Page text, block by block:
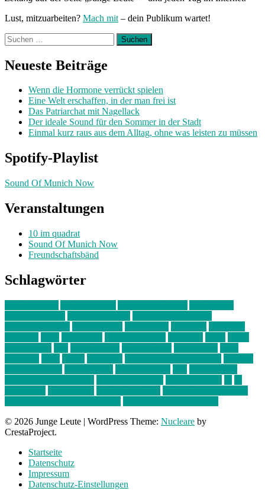
Lust, mitzuarbeiten? Mach mit – dein Publikum wartet!
Suchen
nach:
Neueste Beiträge
Wenn die Hormone verrückt spielen
Eine Welt erschaffen, in der man frei ist
Das Patriarchat mit Nagellack
Der ideale Sound für den Sommer in der Stadt
Einmal kurz raus aus dem Alltag, ohne was leisten zu müssen
Spotify-Playlist
Sound Of Munich Now
Veranstaltungen
10 im quadrat
Sound Of Munich Now
Freundschaftsbänd
Schlagwörter
© 2026 Junge Leute | WordPress Theme: Nucleare by
CrestaProject.
Startseite
Datenschutz
Impressum
Datenschutz-Einstellungen